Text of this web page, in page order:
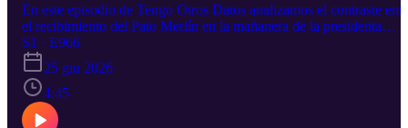
En este episodio de Tengo Otros Datos analizamos el contraste
el recibimiento del Pato Merlín en la mañanera de la presidenta
Claudia Sheinbaum y la falta de respuesta a las familias que
continúan buscando a sus seres queridos. Además, conversamos
Bibiana, del colectivo Hasta Encontrarles, quien comparte su
respuesta a la presidenta y la exigencia de que las madres
buscadoras sean recibidas y escuchadas.
S1 · E966
25 giu 2026
4:45